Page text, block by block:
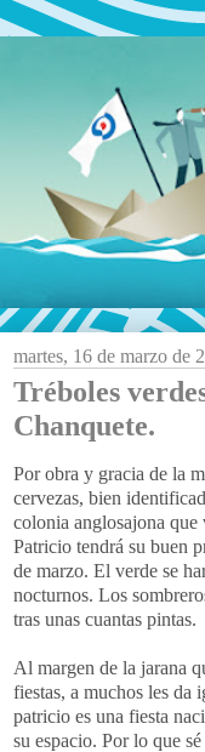
martes, 16 de marzo de
Tréboles
Chanquete.
Por obra y gracia de la
cervezas, bien
colonia anglosajona que
Patricio tendrá su buen
de marzo. El verde se
nocturnos. Los
tras unas cuantas pintas.
Al margen de la jarana
fiestas, a muchos les da
patricio es una fiesta
su espacio. Por lo que